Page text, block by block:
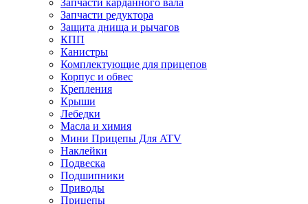
Запчасти редуктора
Защита днища и рычагов
КПП
Канистры
Комплектующие для прицепов
Корпус и обвес
Крепления
Крыши
Лебедки
Масла и химия
Мини Прицепы Для ATV
Наклейки
Подвеска
Подшипники
Приводы
Прицепы